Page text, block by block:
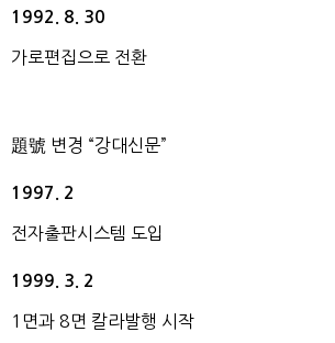
1992. 8. 30
가로편집으로 전환
題號 변경 “강대신문”
1997. 2
전자출판시스템 도입
1999. 3. 2
1면과 8면 칼라발행 시작